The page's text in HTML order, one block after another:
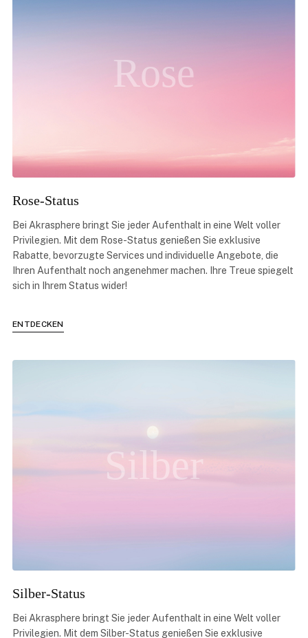
Rose
Rose-Status
Bei Akrasphere bringt Sie jeder Aufenthalt in eine Welt voller
Privilegien. Mit dem Rose-Status genießen Sie exklusive
Rabatte, bevorzugte Services und individuelle Angebote, die
Ihren Aufenthalt noch angenehmer machen. Ihre Treue spiegelt
sich in Ihrem Status wider!
ENTDECKEN
Silber
Silber-Status
Bei Akrasphere bringt Sie jeder Aufenthalt in eine Welt voller
Privilegien. Mit dem Silber-Status genießen Sie exklusive